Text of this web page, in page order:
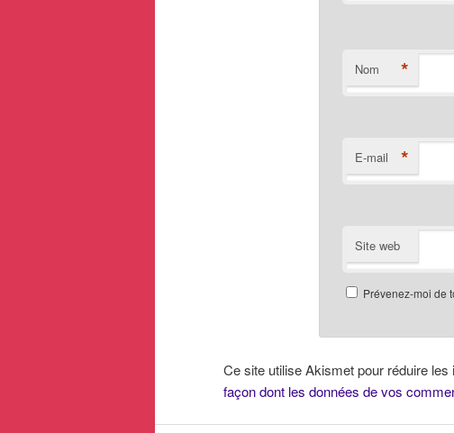
Nom *
E-mail *
Site web
Prévenez-moi de
Ce site utilise Akismet pour réduire les
façon dont les données de vos